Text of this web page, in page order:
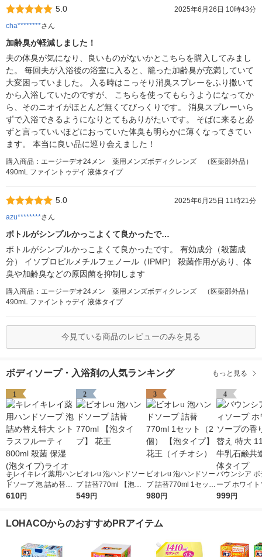
5.0
2025年6月26日 10時43分
cha********さん
加齢臭が軽減しました！
夫の体臭が気になり、良いものがないかとこちらを購入してみまし
た。 毎回夫が入浴後の浴室に入ると、籠った加齢臭が充満していて
大変困っていました。 入る時はこっそり消臭スプレーをふり撒いて
から入浴していたのですが、 こちらを使ってもらうようになってか
ら、そのニオイがほとんど無くてびっくりです。 消臭スプレーいら
ずで入浴できるようになりとてもありがたいです。 そばに来ると必
ずと言っていいほどにおっていた体臭も明らかに薄くなってきてい
ます。 本当に良い品に巡り会えました！
購入商品：エージーデオ24メン 薬用メンズボディクレンズ （医薬部外品）
490mL ファイントゥデイ 液体タイプ
5.0
2025年6月25日 11時21分
azu********さん
ボトルがシンプルかっこよくて良かったで…
ボトルがシンプルかっこよくて良かったです。 有効成分（殺菌成
分） イソプロピルメチルフェノール（IPMP） 殺菌作用があり、体
臭や加齢臭などの原因菌を抑制します
購入商品：エージーデオ24メン 薬用メンズボディクレンズ （医薬部外品）
490mL ファイントゥデイ 液体タイプ
今見ている商品のレビューのみを見る
ボディソープ・入浴剤の人気ランキング もっと見る
1
キレイキレイ薬用ハン
ドソープ 泡 詰め替え
特大 シトラスフルー
610円
2
ビオレu 泡ハンドソー
プ 詰替770ml 【泡タ
イプ】 花王
549円
3
ビオレu 泡ハンドソー
プ 詰替770ml 1セット
（2個） 【泡タイプ】
980円
4
バウンシア ボ
ープ ホワイ
の香り 詰め替
999円
LOHACOからのおすすめPRアイテム